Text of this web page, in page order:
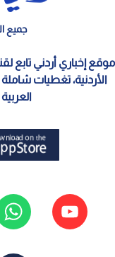
جميع
موقع إخباري أردني تابع
الأردنية، تغطيات